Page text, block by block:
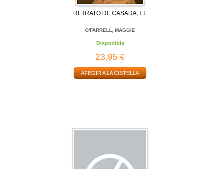
RETRATO DE CASADA, EL
O'FARRELL, MAGGIE
Disponible
23,95 €
AFEGIR A LA CISTELLA